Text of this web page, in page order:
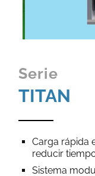
Serie
TITAN
Carga rápida
reducir
Sistema